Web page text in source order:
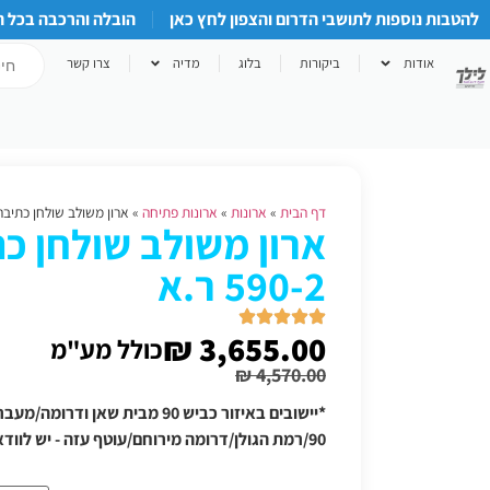
להטבות נוספות לתושבי הדרום והצפון לחץ כאן הובלה והרכבה
אודות ביקורות בלוג מדיה צרו קשר
דף הבית » ארונות » ארונות פתיחה » ארון משולב שולחן כתיבה דגם
ארון משולב שולחן
590-2 ר.א
₪4,570.00
₪3,655.00 כולל מע"מ
*יישובים באיזור כביש 90 מבית
90/רמת הגולן/דרומה מירוחם/עוטף עזה - יש לוודא תוספת הובלה טלפונית